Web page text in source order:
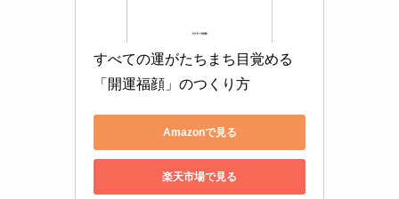
すべての運がたちまち目覚める
「開運福顔」のつくり方
Amazonで見る
楽天市場で見る